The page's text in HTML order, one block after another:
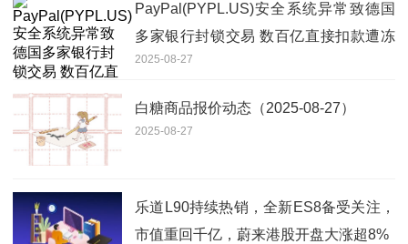
PayPal(PYPL.US)安全系统异常致德国
多家银行封锁交易 数百亿直接扣款遭冻
结|焦点速看
2025-08-27
白糖商品报价动态（2025-08-27）
2025-08-27
乐道L90持续热销，全新ES8备受关注，
市值重回千亿，蔚来港股开盘大涨超8%